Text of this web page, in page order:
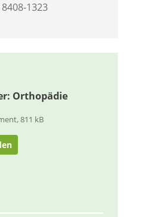
1323
Orthopädie
811 kB